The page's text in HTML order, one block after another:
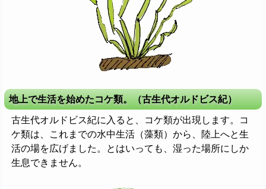
地上で生活を始めたコケ類。（古生代オルドビス紀）
古生代オルドビス紀に入ると、コケ類が出現します。コ
ケ類は、これまでの水中生活（藻類）から、陸上へと生
活の場を広げました。とはいっても、湿った場所にしか
生息できません。